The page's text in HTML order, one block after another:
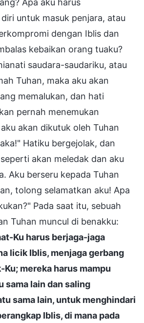
untuk masuk penjara, atau
dengan Iblis dan
kebaikan orang tuaku?
saudara-saudariku, atau
Tuhan, maka aku akan
memalukan, dan hati
pernah menemukan
akan dikutuk oleh Tuhan
Hatiku bergejolak, dan
akan meledak dan aku
Aku berseru kepada Tuhan
tolong selamatkan aku! Apa
Pada saat itu, sebuah
Tuhan muncul di benakku:
Ku harus berjaga-jaga
licik Iblis, menjaga gerbang
mereka harus mampu
sama lain dan saling
sama lain, untuk menghindari
Iblis, di mana pada